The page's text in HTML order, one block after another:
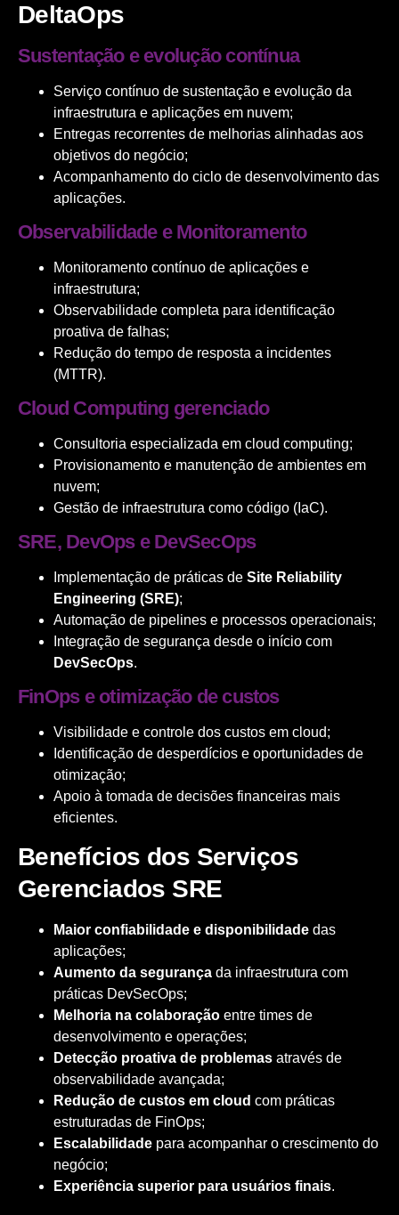
DeltaOps
Sustentação e evolução contínua
Serviço contínuo de sustentação e evolução da
infraestrutura e aplicações em nuvem;
Entregas recorrentes de melhorias alinhadas aos
objetivos do negócio;
Acompanhamento do ciclo de desenvolvimento das
aplicações.
Observabilidade e Monitoramento
Monitoramento contínuo de aplicações e
infraestrutura;
Observabilidade completa para identificação
proativa de falhas;
Redução do tempo de resposta a incidentes
(MTTR).
Cloud Computing gerenciado
Consultoria especializada em cloud computing;
Provisionamento e manutenção de ambientes em
nuvem;
Gestão de infraestrutura como código (IaC).
SRE, DevOps e DevSecOps
Implementação de práticas de Site Reliability
Engineering (SRE);
Automação de pipelines e processos operacionais;
Integração de segurança desde o início com
DevSecOps.
FinOps e otimização de custos
Visibilidade e controle dos custos em cloud;
Identificação de desperdícios e oportunidades de
otimização;
Apoio à tomada de decisões financeiras mais
eficientes.
Benefícios dos Serviços
Gerenciados SRE
Maior confiabilidade e disponibilidade das
aplicações;
Aumento da segurança da infraestrutura com
práticas DevSecOps;
Melhoria na colaboração entre times de
desenvolvimento e operações;
Detecção proativa de problemas através de
observabilidade avançada;
Redução de custos em cloud com práticas
estruturadas de FinOps;
Escalabilidade para acompanhar o crescimento do
negócio;
Experiência superior para usuários finais.